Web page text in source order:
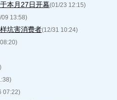
本月27日开幕(01/23 12:15)
09 13:58)
坑害消费者(12/31 10:24)
07:22)